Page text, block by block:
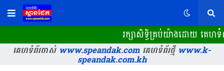
រក្សាសិទ្ធិគ្រប់យ៉ាងដោយ គេហទំព័
គេហទំព័រចាស់www.speandak.comគេហទំព័រថ្មីwww.k-
speandak.com.kh